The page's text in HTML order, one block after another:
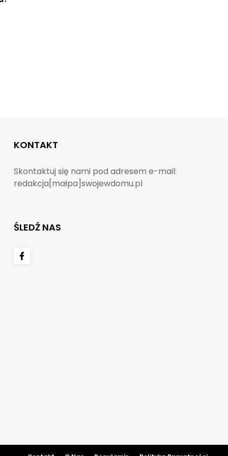
KONTAKT
Skontaktuj się nami pod adresem e-mail:
redakcja[małpa]swojewdomu.pl
ŚLEDŹ NAS